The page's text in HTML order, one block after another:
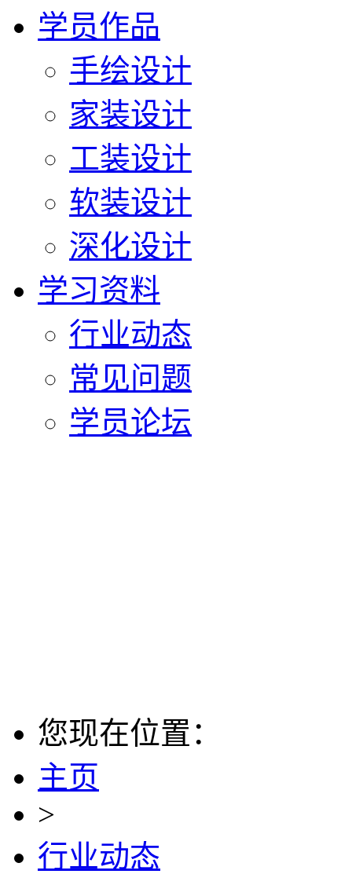
学员作品
手绘设计
家装设计
工装设计
软装设计
深化设计
学习资料
行业动态
常见问题
学员论坛
您现在位置：
主页
>
行业动态